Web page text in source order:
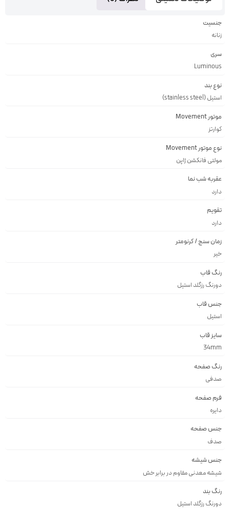
جنسیت
زنانه
سری
Luminous
نوع بند
استیل (stainless steel)
موتور Movement
کوارتز
نوع موتور Movement
مولتی فانکشن ژاپن
عقربه شب نما
دارد
تقویم
دارد
زمان سنج / کرنومتر
خیر
رنگ قاب
دورنگ رزگلد استيل
جنس قاب
استيل
سایز قاب
34mm
رنگ صفحه
صدفی
فرم صفحه
دايره
جنس صفحه
صدف
جنس شیشه
شيشه معدنى مقاوم در برابر خش
رنگ بند
دورنگ رزگلد استيل